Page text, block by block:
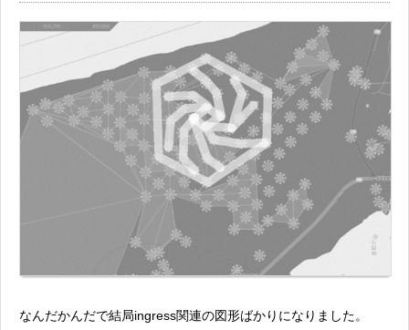
なんだかんだで結局ingress関連の図形ばかりになりました。